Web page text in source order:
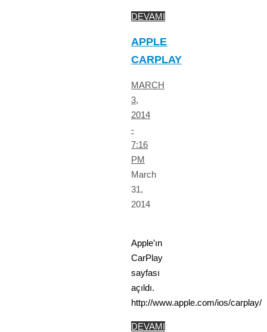
DEVAMI
APPLE
CARPLAY
MARCH
3,
2014
-
7:16
PM
March
31,
2014
Apple’ın
CarPlay
sayfası
açıldı.
http://www.apple.com/ios/carplay/
DEVAMI